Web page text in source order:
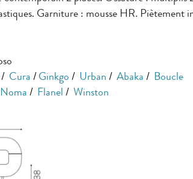
Garniture : mousse HR. Piètement
/ Cura / Ginkgo / Urban / Abaka / Boucle
Noma / Flanel / Winston